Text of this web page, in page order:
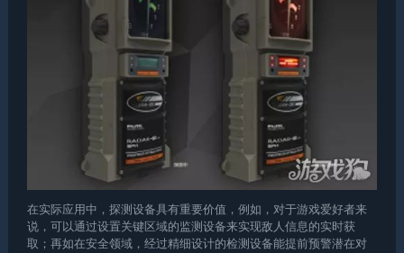
在实际应用中，探测设备具有重要价值，例如，对于游戏爱好者来
说，可以通过设置关键区域的监测设备来实现敌人信息的实时获
取；再如在安全领域，经过精细设计的检测设备能提前预警潜在对